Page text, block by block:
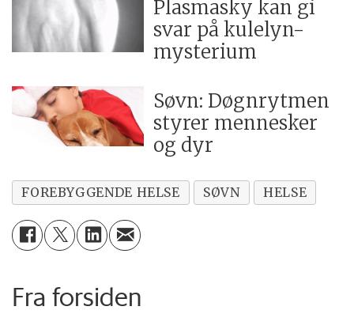
Plasmasky kan gi
svar på kulelyn-
mysterium
Søvn: Døgnrytmen
styrer mennesker
og dyr
FOREBYGGENDE HELSE SØVN HELSE
Fra forsiden